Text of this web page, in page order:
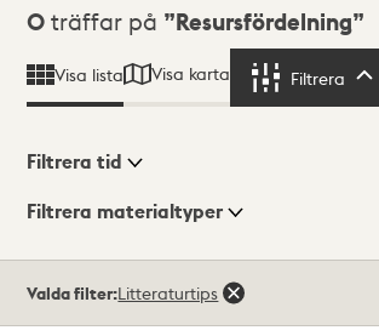
Sökresultat
0 träffar på Resursfördelning
Visa lista Visa karta Filtrera
Visningsläge
Filtrera tid
Filtrera materialtyper
träffar
Valda filter:Litteraturtips